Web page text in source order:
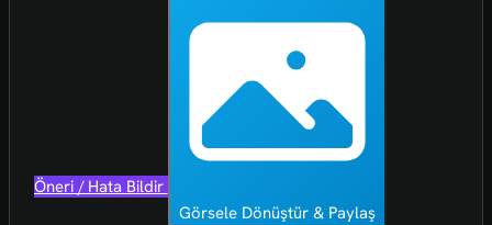
Öneri / Hata Bildir
Görsele Dönüştür & Paylaş